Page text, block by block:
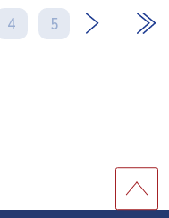
4 5
次 最後